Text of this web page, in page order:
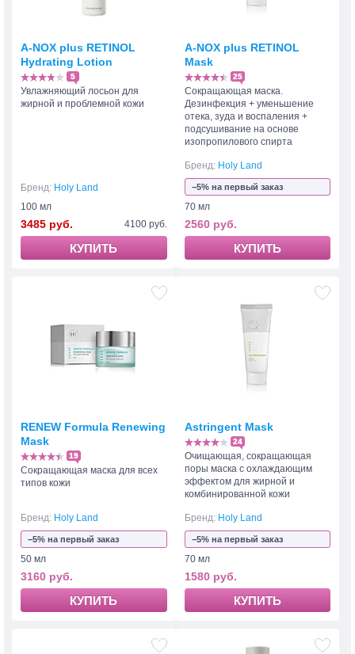
A-NOX plus RETINOL
Hydrating Lotion
5
Увлажняющий лосьон для
жирной и проблемной кожи
Бренд: Holy Land
100 мл
3485 руб. 4100 руб.
КУПИТЬ
A-NOX plus RETINOL
Mask
25
Сокращающая маска.
Дезинфекция + уменьшение
отека, зуда и воспаления +
подсушивание на основе
изопропилового спирта
Бренд: Holy Land
−5% на первый заказ
70 мл
2560 руб.
КУПИТЬ
RENEW Formula Renewing
Mask
19
Сокращающая маска для всех
типов кожи
Бренд: Holy Land
−5% на первый заказ
50 мл
3160 руб.
КУПИТЬ
Astringent Mask
24
Очищающая, сокращающая
поры маска с охлаждающим
эффектом для жирной и
комбинированной кожи
Бренд: Holy Land
−5% на первый заказ
70 мл
1580 руб.
КУПИТЬ